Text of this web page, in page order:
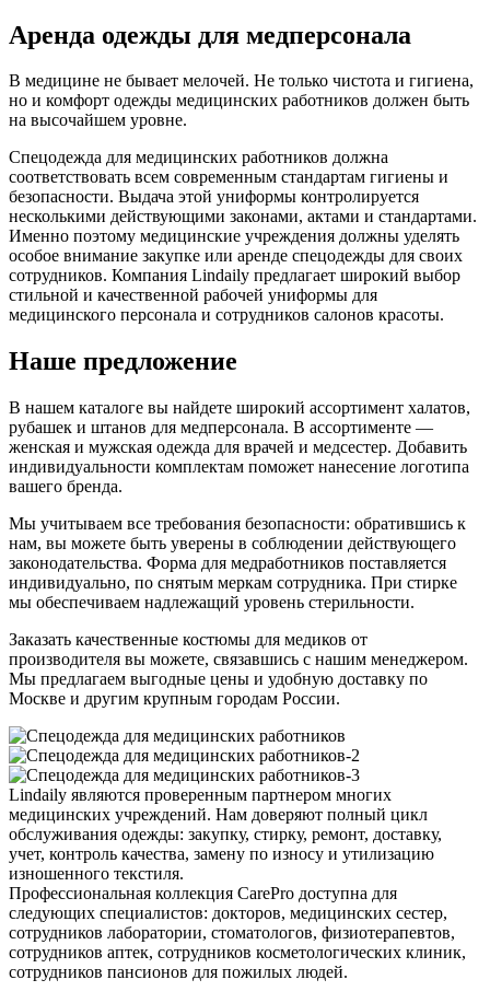
Аренда одежды для медперсонала
В медицине не бывает мелочей. Не только чистота и гигиена,
но и комфорт одежды медицинских работников должен быть
на высочайшем уровне.
Спецодежда для медицинских работников должна
соответствовать всем современным стандартам гигиены и
безопасности. Выдача этой униформы контролируется
несколькими действующими законами, актами и стандартами.
Именно поэтому медицинские учреждения должны уделять
особое внимание закупке или аренде спецодежды для своих
сотрудников. Компания Lindaily предлагает широкий выбор
стильной и качественной рабочей униформы для
медицинского персонала и сотрудников салонов красоты.
Наше предложение
В нашем каталоге вы найдете широкий ассортимент халатов,
рубашек и штанов для медперсонала. В ассортименте —
женская и мужская одежда для врачей и медсестер. Добавить
индивидуальности комплектам поможет нанесение логотипа
вашего бренда.
Мы учитываем все требования безопасности: обратившись к
нам, вы можете быть уверены в соблюдении действующего
законодательства. Форма для медработников поставляется
индивидуально, по снятым меркам сотрудника. При стирке
мы обеспечиваем надлежащий уровень стерильности.
Заказать качественные костюмы для медиков от
производителя вы можете, связавшись с нашим менеджером.
Мы предлагаем выгодные цены и удобную доставку по
Москве и другим крупным городам России.
Lindaily являются проверенным партнером многих
медицинских учреждений. Нам доверяют полный цикл
обслуживания одежды: закупку, стирку, ремонт, доставку,
учет, контроль качества, замену по износу и утилизацию
изношенного текстиля.
Профессиональная коллекция CarePro доступна для
следующих специалистов: докторов, медицинских сестер,
сотрудников лаборатории, стоматологов, физиотерапевтов,
сотрудников аптек, сотрудников косметологических клиник,
сотрудников пансионов для пожилых людей.